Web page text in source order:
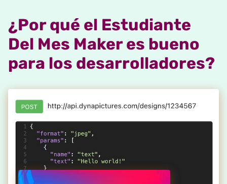
¿Por qué el Estudiante
Del Mes Maker es bueno
para los desarrolladores?